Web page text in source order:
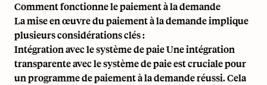
Comment fonctionne le paiement à la demande
La mise en œuvre du paiement à la demande implique
plusieurs considérations clés :
Intégration avec le système de paie Une intégration
transparente avec le système de paie est cruciale pour
un programme de paiement à la demande réussi. Cela